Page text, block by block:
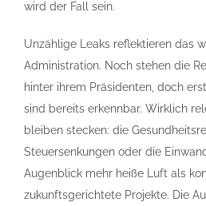
wird der Fall sein.
Unzählige Leaks reflektieren das
Administration. Noch stehen die
hinter ihrem Präsidenten, doch
sind bereits erkennbar. Wirklich
bleiben stecken: die
Steuersenkungen oder die
Augenblick mehr heiße Luft als
zukunftsgerichtete Projekte. Die